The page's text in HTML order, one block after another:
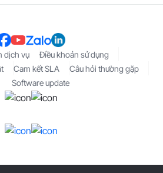
dịch vụ
Điều khoản sử dụng
Cam kết SLA
Câu hỏi thường gặp
Software update